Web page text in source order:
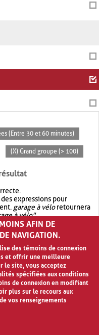
(Entre 30 et 60 minutes)
(X) Grand groupe (> 100)
expressions pour
garage à véloretournera
à vélo".
avec OR.garage OR vélo
quegarage à vélo
AFIN DE
NAVIGATION.
des témoins de connexion
et offrir une meilleure
le site, vous acceptez
spécifiées aux conditions
de connexion en modifiant
plus sur le recours aux
vos renseignements